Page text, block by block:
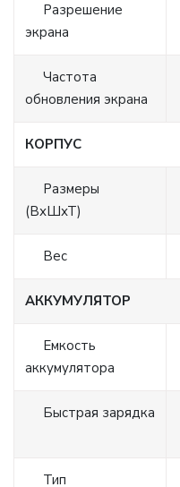
Разрешение
экрана
Частота
обновления экрана
КОРПУС
Размеры
(ВхШхТ)
Вес
АККУМУЛЯТОР
Емкость
аккумулятора
Быстрая зарядка
Тип